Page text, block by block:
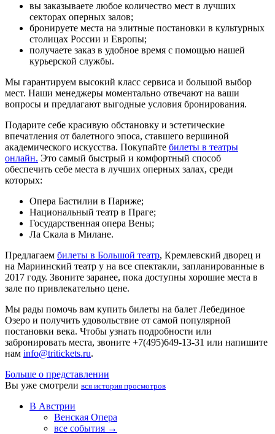
вы заказываете любое количество мест в лучших
секторах оперных залов;
бронируете места на элитные постановки в культурных
столицах России и Европы;
получаете заказ в удобное время с помощью нашей
курьерской службы.
Мы гарантируем высокий класс сервиса и большой выбор
мест. Наши менеджеры моментально отвечают на ваши
вопросы и предлагают выгодные условия бронирования.
Подарите себе красивую обстановку и эстетические
впечатления от балетного эпоса, ставшего вершиной
академического искусства. Покупайте билеты в театры
онлайн. Это самый быстрый и комфортный способ
обеспечить себе места в лучших оперных залах, среди
которых:
Опера Бастилии в Париже;
Национальный театр в Праге;
Государственная опера Вены;
Ла Скала в Милане.
Предлагаем билеты в Большой театр, Кремлевский дворец и
на Мариинский театр у на все спектакли, запланированные в
2017 году. Звоните заранее, пока доступны хорошие места в
зале по привлекательно цене.
Мы рады помочь вам купить билеты на балет Лебединое
Озеро и получить удовольствие от самой популярной
постановки века. Чтобы узнать подробности или
забронировать места, звоните +7(495)649-13-31 или напишите
нам info@tritickets.ru.
Больше о представлении
Вы уже смотрели вся история просмотров
В Австрии
Венская Опера
все события →